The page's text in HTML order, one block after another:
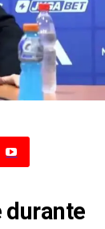
durante